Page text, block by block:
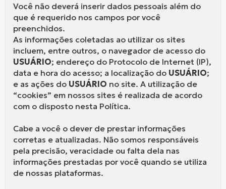
Você não deverá inserir dados pessoais além do
que é requerido nos campos por você
preenchidos.
As informações coletadas ao utilizar os sites
incluem, entre outros, o navegador de acesso do
USUÁRIO; endereço do Protocolo de Internet (IP),
data e hora do acesso; a localização do USUÁRIO;
e as ações do USUÁRIO no site. A utilização de
“cookies” em nossos sites é realizada de acordo
com o disposto nesta Política.
Cabe a você o dever de prestar informações
corretas e atualizadas. Não somos responsáveis
pela precisão, veracidade ou falta dela nas
informações prestadas por você quando se utiliza
de nossas plataformas.